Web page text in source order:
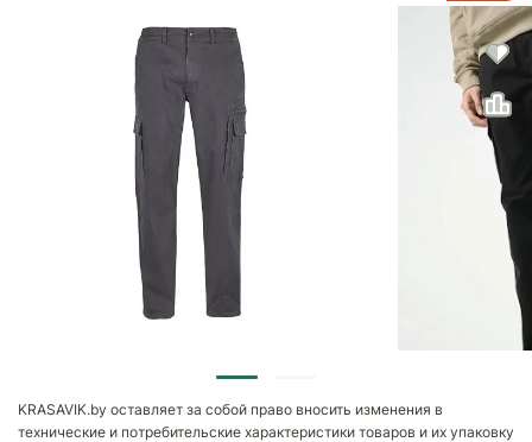
KRASAVIK.by оставляет за собой право вносить изменения в
технические и потребительские характеристики товаров и их упаковку